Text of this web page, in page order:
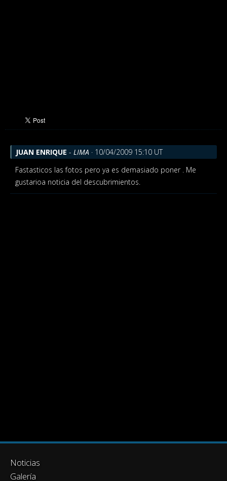
JUAN ENRIQUE - LIMA · 10/04/2009 15:10 UT
Fastasticos las fotos pero ya es demasiado poner . Me
gustarioa noticia del descubrimientos.
Noticias
Galería